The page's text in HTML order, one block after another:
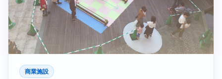
商業施設